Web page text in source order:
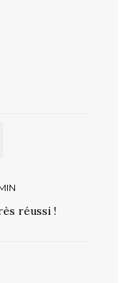
réussi !